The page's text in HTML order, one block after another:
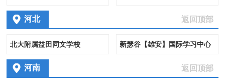
河北 返回顶部
北大附属益田同文学校 新瑟谷【雄安】国际学习中心
河南 返回顶部